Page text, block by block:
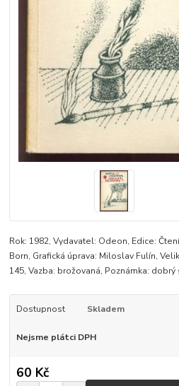
Rok: 1982, Vydavatel: Odeon, Edice:
Born, Grafická úprava: Miloslav Fulín,
145, Vazba: brožovaná, Poznámka: dobrý
Dostupnost Skladem
Nejsme plátci DPH
60 Kč